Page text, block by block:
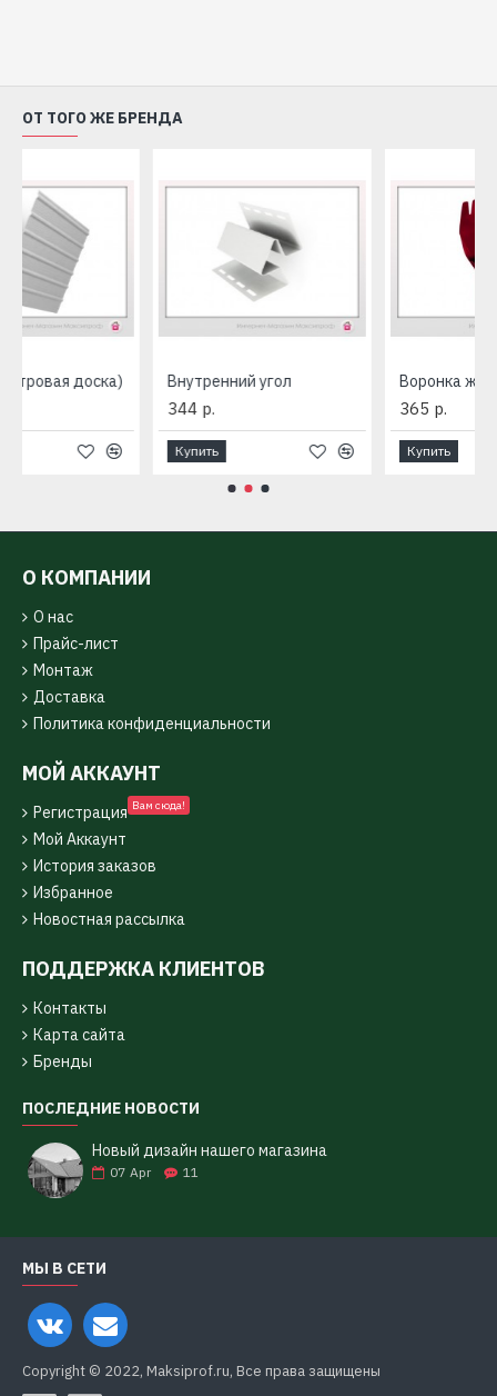
ОТ ТОГО ЖЕ БРЕНДА
Воронка желоба Grand Line
Купить Купить
О КОМПАНИИ
О нас
Прайс-лист
Монтаж
Доставка
Политика конфиденциальности
МОЙ АККАУНТ
Регистрация Вам сюда!
Мой Аккаунт
История заказов
Избранное
Новостная рассылка
ПОДДЕРЖКА КЛИЕНТОВ
Контакты
Карта сайта
Бренды
ПОСЛЕДНИЕ НОВОСТИ
Новый дизайн нашего магазина
07 Apr 11
МЫ В СЕТИ
Copyright © 2022, Maksiprof.ru, Все права защищены